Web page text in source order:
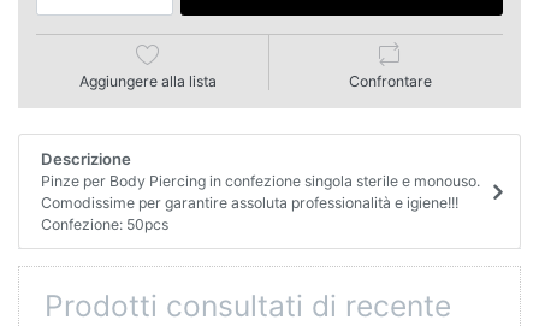
Aggiungere alla lista Confrontare
Descrizione
Pinze per Body Piercing in confezione singola sterile e monouso.
Comodissime per garantire assoluta professionalità e igiene!!!
Confezione: 50pcs
Prodotti consultati di recente